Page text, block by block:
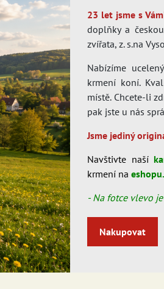
23 let jsme s
doplňky a
zvířata, z. s.na
Nabízíme
krmení koní.
místě. Chcete-li
pak jste u nás
Jsme jediný
Navštivte naší
krmení na eshopu.
- Na fotce vlevo
Nakupovat